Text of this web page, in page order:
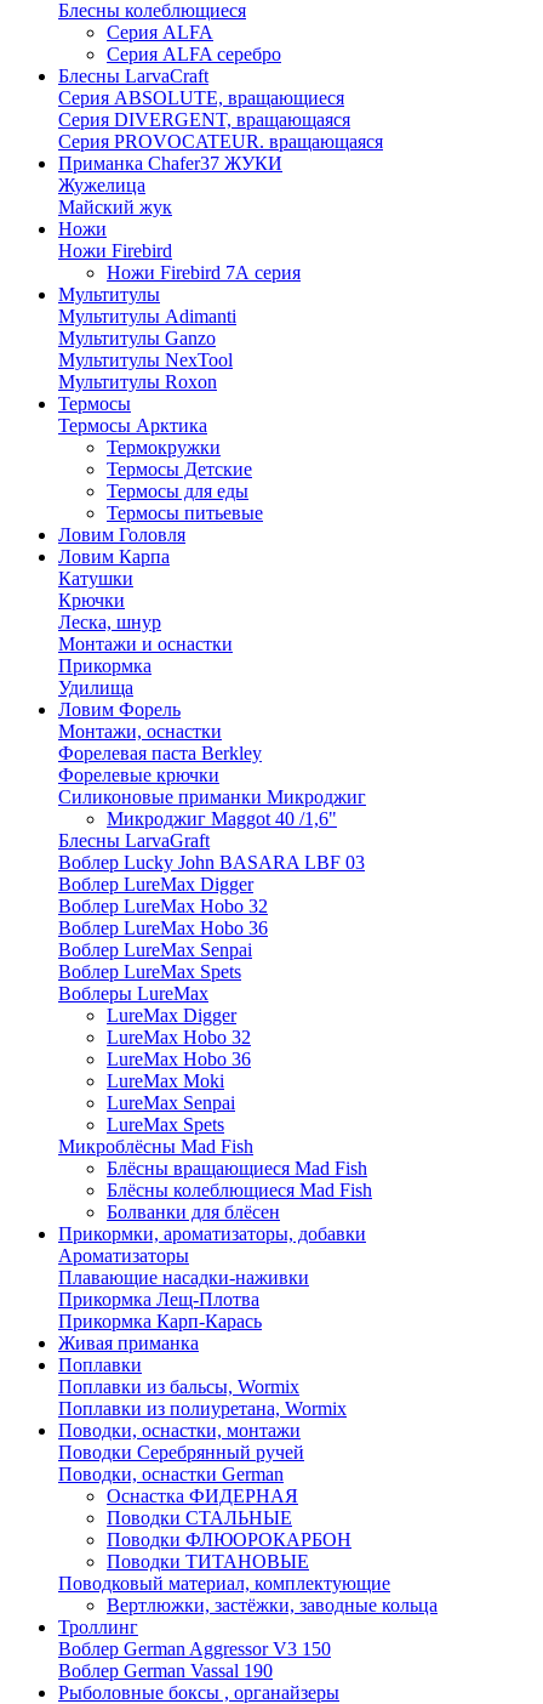
Блесны колеблющиеся
Серия ALFA
Серия ALFA серебро
Блесны LarvaCraft
Серия ABSOLUTE, вращающиеся
Серия DIVERGENT, вращающаяся
Серия PROVOCATEUR. вращающаяся
Приманка Chafer37 ЖУКИ
Жужелица
Майский жук
Ножи
Ножи Firebird
Ножи Firebird 7А серия
Мультитулы
Мультитулы Adimanti
Мультитулы Ganzo
Мультитулы NexTool
Мультитулы Roxon
Термосы
Термосы Арктика
Термокружки
Термосы Детские
Термосы для еды
Термосы питьевые
Ловим Головля
Ловим Карпа
Катушки
Крючки
Леска, шнур
Монтажи и оснастки
Прикормка
Удилища
Ловим Форель
Монтажи, оснастки
Форелевая паста Berkley
Форелевые крючки
Силиконовые приманки Микроджиг
Микроджиг Maggot 40 /1,6"
Блесны LarvaGraft
Воблер Lucky John BASARA LBF 03
Воблер LureMax Digger
Воблер LureMax Hobo 32
Воблер LureMax Hobo 36
Воблер LureMax Senpai
Воблер LureMax Spets
Воблеры LureMax
LureMax Digger
LureMax Hobo 32
LureMax Hobo 36
LureMax Moki
LureMax Senpai
LureMax Spets
Микроблёсны Mad Fish
Блёсны вращающиеся Mad Fish
Блёсны колеблющиеся Mad Fish
Болванки для блёсен
Прикормки, ароматизаторы, добавки
Ароматизаторы
Плавающие насадки-наживки
Прикормка Лещ-Плотва
Прикормка Карп-Карась
Живая приманка
Поплавки
Поплавки из бальсы, Wormix
Поплавки из полиуретана, Wormix
Поводки, оснастки, монтажи
Поводки Серебрянный ручей
Поводки, оснастки German
Оснастка ФИДЕРНАЯ
Поводки СТАЛЬНЫЕ
Поводки ФЛЮОРОКАРБОН
Поводки ТИТАНОВЫЕ
Поводковый материал, комплектующие
Вертлюжки, застёжки, заводные кольца
Троллинг
Воблер German Aggressor V3 150
Воблер German Vassal 190
Рыболовные боксы , органайзеры